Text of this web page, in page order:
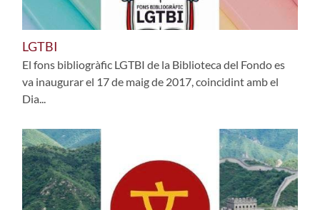
LGTBI
El fons bibliogràfic LGTBI de la Biblioteca del Fondo es
va inaugurar el 17 de maig de 2017, coincidint amb el
Dia...